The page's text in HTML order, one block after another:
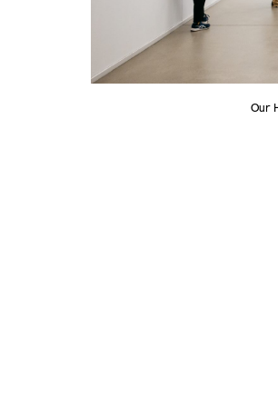
Our